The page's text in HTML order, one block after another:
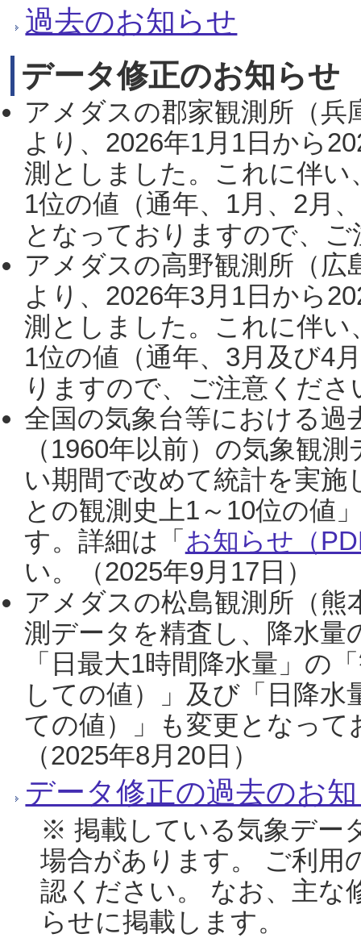
過去のお知らせ
データ修正のお知らせ
アメダスの郡家観測所（
より、2026年1月1日から
測としました。これに伴い
1位の値（通年、1月、2月
となっておりますので、
アメダスの高野観測所（
より、2026年3月1日から
測としました。これに伴い
1位の値（通年、3月及び4
りますので、ご注意くだ
全国の気象台等における過
（1960年以前）の気象観
い期間で改めて統計を実
との観測史上1～10位の値
す。詳細は「 お知らせ（
い。（2025年9月17日）
アメダスの松島観測所（熊
測データを精査し、降水
「日最大1時間降水量」の
しての値）」及び「日降
ての値）」も変更となっ
（2025年8月20日）
データ修正の過去のお
※ 掲載している気象デー
場合があります。 ご利用
認ください。 なお、主な
らせに掲載します。